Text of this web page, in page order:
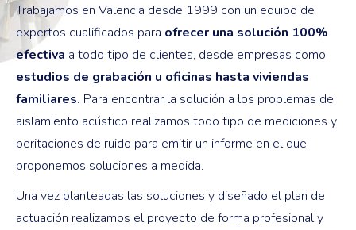
Trabajamos en Valencia desde 1999 con un equipo de
expertos cualificados para ofrecer una solución 100%
efectiva a todo tipo de clientes, desde empresas como
estudios de grabación u oficinas hasta viviendas
familiares. Para encontrar la solución a los problemas de
aislamiento acústico realizamos todo tipo de mediciones y
peritaciones de ruido para emitir un informe en el que
proponemos soluciones a medida.
Una vez planteadas las soluciones y diseñado el plan de
actuación realizamos el proyecto de forma profesional y